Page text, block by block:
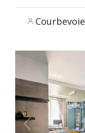
Courbevoie